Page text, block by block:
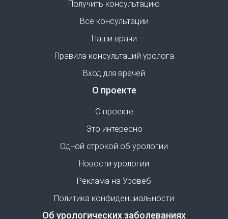
Получить консультацию
Все консультации
Наши врачи
Правила консультаций уролога
Вход для врачей
О проекте
О проекте
Это интересно
Одной строкой об урологии
Новости урологии
Реклама на Уровеб
Политика конфиденциальности
Об урологических заболеваниях